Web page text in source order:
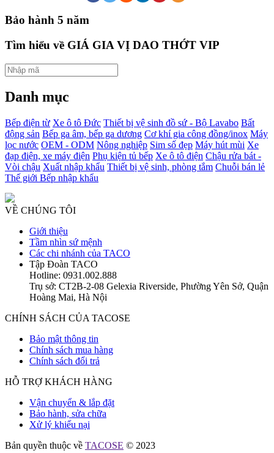
Bảo hành 5 năm
Tìm hiểu về GIÁ GIA VỊ DAO THỚT VIP
Danh mục
Bếp điện từ Xe ô tô Đức Thiết bị vệ sinh đồ sứ - Bộ Lavabo Bất
động sản Bếp ga âm, bếp ga dương Cơ khí gia công đồng/inox Máy
lọc nước OEM - ODM Nông nghiệp Sim số đẹp Máy hút mùi Xe
đạp điện, xe máy điện Phụ kiện tủ bếp Xe ô tô điện Chậu rửa bát -
Vòi chậu Xuất nhập khẩu Thiết bị vệ sinh, phòng tắm Chuỗi bán lẻ
Thế giới Bếp nhập khẩu
VỀ CHÚNG TÔI
Giới thiệu
Tầm nhìn sứ mệnh
Các chi nhánh của TACO
Tập Đoàn TACO
Hotline: 0931.002.888
Trụ sở: CT2B-2-08 Gelexia Riverside, Phường Yên Sở, Quận
Hoàng Mai, Hà Nội
CHÍNH SÁCH CỦA TACOSE
Bảo mật thông tin
Chính sách mua hàng
Chính sách đổi trả
HỖ TRỢ KHÁCH HÀNG
Vận chuyển & lắp đặt
Bảo hành, sửa chữa
Xử lý khiếu nại
Bản quyền thuộc về TACOSE © 2023